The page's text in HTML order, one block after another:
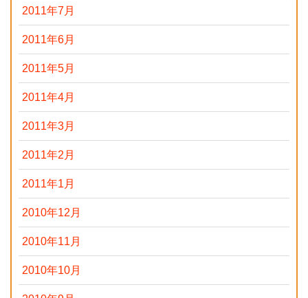
2011年7月
2011年6月
2011年5月
2011年4月
2011年3月
2011年2月
2011年1月
2010年12月
2010年11月
2010年10月